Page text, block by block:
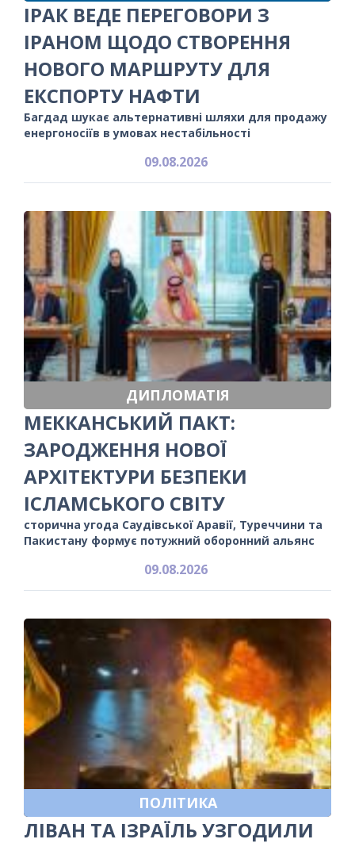
ІРАК ВЕДЕ ПЕРЕГОВОРИ З
ІРАНОМ ЩОДО СТВОРЕННЯ
НОВОГО МАРШРУТУ ДЛЯ
ЕКСПОРТУ НАФТИ
Багдад шукає альтернативні шляхи для продажу
енергоносіїв в умовах нестабільності
09.08.2026
ДИПЛОМАТІЯ
МЕККАНСЬКИЙ ПАКТ:
ЗАРОДЖЕННЯ НОВОЇ
АРХІТЕКТУРИ БЕЗПЕКИ
ІСЛАМСЬКОГО СВІТУ
сторична угода Саудівської Аравії, Туреччини та
Пакистану формує потужний оборонний альянс
09.08.2026
ПОЛІТИКА
ЛІВАН ТА ІЗРАЇЛЬ УЗГОДИЛИ